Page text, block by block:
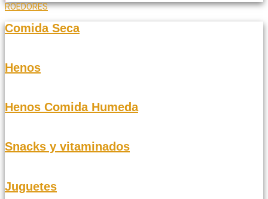
ROEDORES
Comida Seca
Henos
Henos Comida Humeda
Snacks y vitaminados
Juguetes